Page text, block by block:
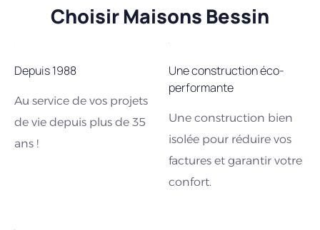
Choisir Maisons Bessin
Depuis 1988
Au service de vos projets
de vie depuis plus de 35
ans !
Une construction éco-
performante
Une construction bien
isolée pour réduire vos
factures et garantir votre
confort.